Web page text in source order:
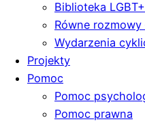
Biblioteka
Równe
Wydarzenia
Projekty
Pomoc
Pomoc
Pomoc prawna